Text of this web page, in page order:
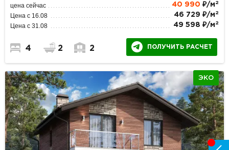
цена сейчас 40 990 ₽/м 2
Цена с 16.08 46 729 ₽/м 2
Цена с 31.08 49 598 ₽/м 2
4 2 2 ПОЛУЧИТЬ РАСЧЕТ
ЭКО